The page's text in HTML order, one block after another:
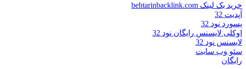
خرید بک لینک behtarinbacklink.com
آپدیت 32
پسورد نود 32
اوکلی لایسنس رایگان نود 32
لایسنس نود 32
سئو وب سایت
رایگان